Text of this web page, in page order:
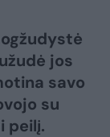
jos
savo
su
peilį.